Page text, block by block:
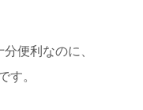
便利なのに、
す。